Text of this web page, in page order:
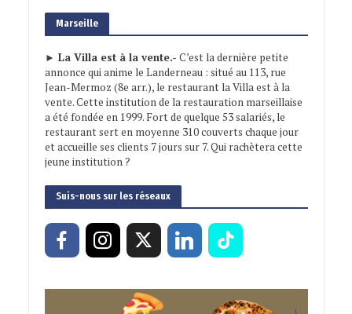
Marseille
► La Villa est à la vente.- C’est la dernière petite
annonce qui anime le Landerneau : situé au 113, rue
Jean-Mermoz (8e arr.), le restaurant la Villa est à la
vente. Cette institution de la restauration marseillaise
a été fondée en 1999. Fort de quelque 53 salariés, le
restaurant sert en moyenne 310 couverts chaque jour
et accueille ses clients 7 jours sur 7. Qui rachètera cette
jeune institution ?
Suis-nous sur les réseaux